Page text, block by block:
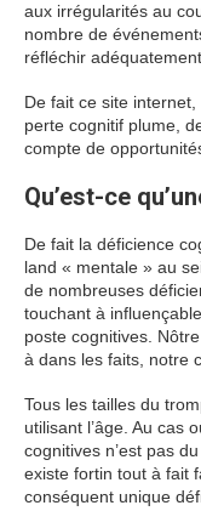
aux irrégularités au
nombre de
réfléchir
De fait ce site
perte cognitif plume,
compte de
Qu’est-ce
De fait la déficience
land « mentale » au
de nombreuses
touchant à
poste cognitives.
à dans les faits, notre
Tous les tailles du
utilisant l’âge. Au cas
cognitives n’est pas
existe fortin tout à fait
conséquent unique